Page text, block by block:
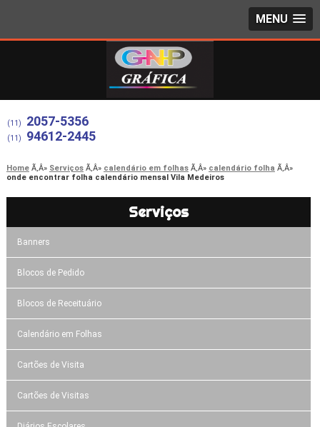
MENU
(11) 2057-5356
(11) 94612-2445
Home Serviços calendário em folhas
calendário folha
onde encontrar folha calendário mensal Vila Medeiros
Serviços
Banners
Blocos de Pedido
Blocos de Receituário
Calendário em Folhas
Cartões de Visita
Cartões de Visitas